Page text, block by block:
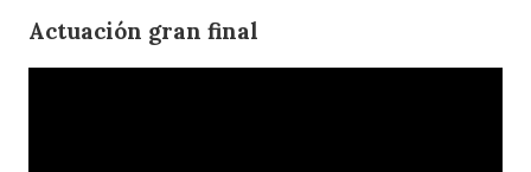
Actuación gran final